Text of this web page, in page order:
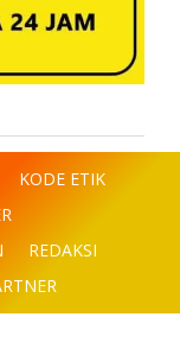
KODE ETIK
REDAKSI